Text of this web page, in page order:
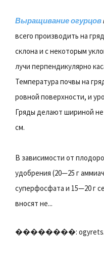
Выращивание огурцов
всего производить на
склона и с некоторым
лучи перпендикулярно
Температура почвы на
ровной поверхности, и
Гряды делают шириной
см.
В зависимости от
удобрения (20—25 г
суперфосфата и 15—20 г
вносят не...
��������: